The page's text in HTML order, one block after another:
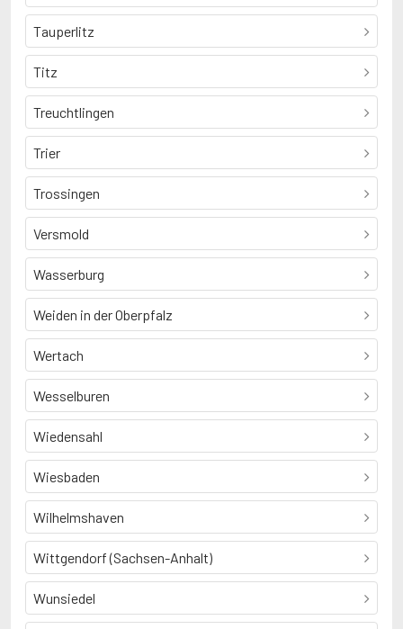
Tauperlitz
Titz
Treuchtlingen
Trier
Trossingen
Versmold
Wasserburg
Weiden in der Oberpfalz
Wertach
Wesselburen
Wiedensahl
Wiesbaden
Wilhelmshaven
Wittgendorf (Sachsen-Anhalt)
Wunsiedel